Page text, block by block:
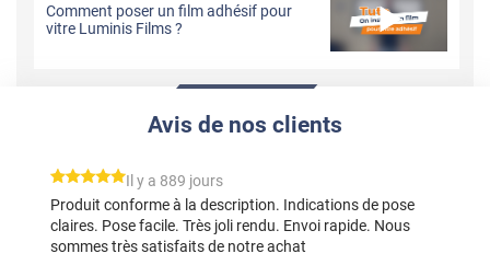
Comment poser un film adhésif pour
vitre Luminis Films ?
Avis de nos clients
*****
Il y a 889 jours
Produit conforme à la description. Indications de pose
claires. Pose facile. Très joli rendu. Envoi rapide. Nous
sommes très satisfaits de notre achat